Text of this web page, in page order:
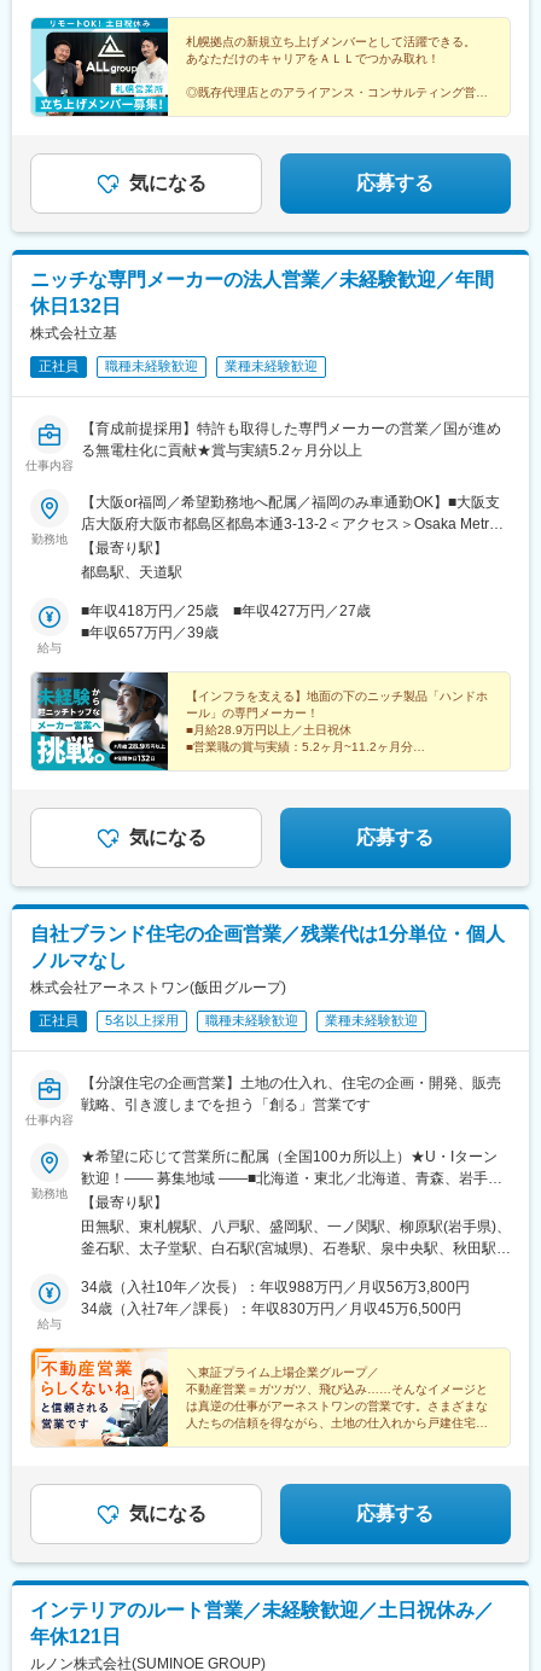
札幌拠点の新規立ち上げメンバーとして活躍できる。
あなただけのキャリアをＡＬＬでつかみ取れ！
◎既存代理店とのアライアンス・コンサルティング営業
気になる 応募する
ニッチな専門メーカーの法人営業／未経験歓迎／年間
休日132日
株式会社立基
正社員 職種未経験歓迎 業種未経験歓迎
仕事内容
【育成前提採用】特許も取得した専門メーカーの営業／国が進め
る無電柱化に貢献★賞与実績5.2ヶ月分以上
勤務地
【大阪or福岡／希望勤務地へ配属／福岡のみ車通勤OK】■大阪支
店大阪府大阪市都島区都島本通3-13-2＜アクセス＞Osaka Metro
谷町線「都島駅」1番出口より徒歩5分※営業エリア：関西全域＋
岡山が中心 ■九州営業所 ☆2024年9月開設！福岡市内に新拠点
会社 生産本部 第二工場内）＜アクセス＞天道駅、桂川駅、飯塚
駅、上三緒駅から車で5~15分福岡市内から車で約1時間※営業エリ
古屋本社にて研修を実施予定です。※U・Iターン歓迎※オフィス受
動喫煙対策あり
【最寄り駅】
都島駅、天道駅
給与
■年収418万円／25歳 ■年収427万円／27歳
■年収657万円／39歳
【インフラを支える】地面の下のニッチ製品「ハンドホ
ール」の専門メーカー！
■月給28.9万円以上／土日祝休
■営業職の賞与実績：5.2ヶ月~11.2ヶ月分
気になる 応募する
自社ブランド住宅の企画営業／残業代は1分単位・個人
ノルマなし
株式会社アーネストワン(飯田グループ)
正社員 5名以上採用 職種未経験歓迎 業種未経験歓迎
仕事内容
【分譲住宅の企画営業】土地の仕入れ、住宅の企画・開発、販売
戦略、引き渡しまでを担う「創る」営業です
勤務地
★希望に応じて営業所に配属（全国100カ所以上）★U・Iターン
歓迎！―― 募集地域 ――■北海道・東北／北海道、青森、岩手、
秋田、山形、宮城、福島■関東／東京、神奈川、千葉、埼玉、群
馬、栃木、茨城■中部／山梨、新潟、長野、石川、福井、岐阜、静
岡、愛知、富山■近畿／三重、滋賀、京都、大阪、兵庫、奈良、和
香川、徳島■九州・沖縄／福岡、佐賀、長崎、熊本、大分、宮崎、
鹿児島、沖縄※受動喫煙対策：屋内全面禁煙
【最寄り駅】
田無駅、東札幌駅、八戸駅、盛岡駅、一ノ関駅、柳原駅(岩手県)、
釜石駅、太子堂駅、白石駅(宮城県)、石巻駅、泉中央駅、秋田駅、
(福島県)、会津若松駅、ひたち野うしく駅、守谷駅、水戸駅、日立
駅、小山駅、宇都宮駅、足利市駅、高崎問屋町駅、伊勢崎駅、熊
ノ割駅、久喜駅、狭山市駅、小手指駅、幸谷駅、蘇我駅、西船橋
駅、木更津駅、京成成田駅、佐原駅、綾瀬駅、調布駅、町田駅、
地下鉄成増駅、西国立駅、片倉駅、牛浜駅、青葉台駅、新横浜
駅、淵野辺駅、港南台駅、藤沢駅、小田原駅、桜ケ丘駅、本厚木
駅、甲府駅、名鉄岐阜駅、多治見駅、静岡駅、富士駅、三島広小
駅、東岡崎駅、刈谷市駅、新豊田駅、近鉄四日市駅、新潟駅、イ
ンテック本社前駅、金沢駅、福井口駅、信濃荒井駅、長野駅、上
通線)、寺家駅、福山駅、鳥取駅、松江駅、新山口駅、徳山駅、高
松駅(香川県)、松山市駅、二軒屋駅、高知駅、東比恵駅、小倉駅
(福岡県)、花畑駅、香椎宮前駅、佐賀駅、新水前寺駅前駅、大分
駅、宮崎駅、竹松駅、中洲通駅、旭橋駅、てだこ浦西駅、白石駅
給与
34歳（入社10年／次長）：年収988万円／月収56万3,800円
34歳（入社7年／課長）：年収830万円／月収45万6,500円
＼東証プライム上場企業グループ／
不動産営業＝ガツガツ、飛び込み……そんなイメージと
は真逆の仕事がアーネストワンの営業です。さまざまな
人たちの信頼を得ながら、土地の仕入れから戸建住宅を
気になる 応募する
インテリアのルート営業／未経験歓迎／土日祝休み／
年休121日
ルノン株式会社(SUMINOE GROUP)